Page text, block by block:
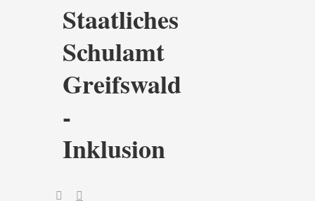
Staatliches
Schulamt
Greifswald
-
Inklusion